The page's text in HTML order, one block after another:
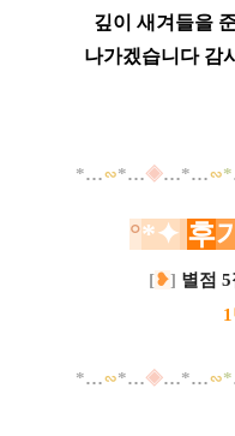
깊이 새겨들을
나가겠습니다 감
*…∽*…◈…*…∽*
°*✦ 후기
[❥] 별점
*…∽*…◈…*…∽*